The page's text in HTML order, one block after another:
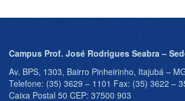
Campus Prof. José Rodrigues Seabra –
Av. BPS, 1303, Bairro Pinheirinho, Itajubá –
Telefone: (35) 3629 – 1101 Fax: (35) 3622 –
Caixa Postal 50 CEP: 37500 903